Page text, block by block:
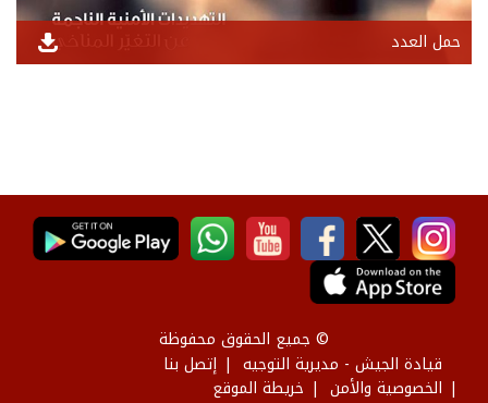
حمل العدد
© جميع الحقوق محفوظة
قيادة الجيش - مديرية التوجيه
إتصل بنا
الخصوصية والأمن
خريطة الموقع